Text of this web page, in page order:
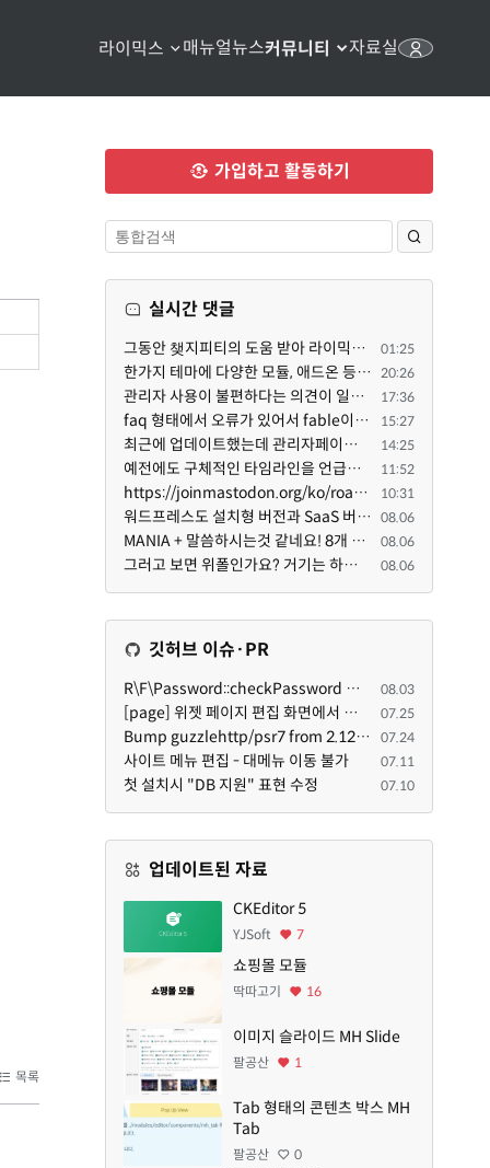
라이믹스 매뉴얼뉴스커뮤니티 자료실
목록
가입하고 활동하기
실시간 댓글
그동안 챚지피티의 도움 받아 라이믹스 2.1.35 로 업그레이드 잘 한 것은 부인할 수 없는 사실입니다. 그런... 01:25
한가지 테마에 다양한 모듈, 애드온 등을 같이 사용하게 되면 의외로 어려운게 일관성이 있는 디자인의 유지... 20:26
관리자 사용이 불편하다는 의견이 일부 있어서 반영했습니다 ㅎㅎ 8.4이상도 지원될 수 있도록 10.5.2 혹은 ... 17:36
faq 형태에서 오류가 있어서 fable이 수정해 주었습니다. 참고하세요. 증상 FAQ형 목록에서 항목을 펼치면 ... 15:27
최근에 업데이트했는데 관리자페이지가 많이 달라졌네요 여기서 모듈 설치하려고 하니 php 8.4.14버전이라 8... 14:25
예전에도 구체적인 타임라인을 언급했다가 지키지 못한 것에 죄송한 마음이 있다 보니 (코어 개발/운영 자체... 11:52
https://joinmastodon.org/ko/roadmap 로드맵 이야기가 나온김에 적자면 공홈에 대략적인 로드맵이 공개되어... 10:31
워드프레스도 설치형 버전과 SaaS 버전(워드프레스닷컴)은 다른 점이 많습니다. SaaS로 제공한다면 GPL 라이... 08.06
MANIA + 말씀하시는것 같네요! 8개 정도의 커뮤니티가 저 MANIA+ 기반으로 구축된거로 알고 있습니다. SaaS ... 08.06
그러고 보면 위폴인가요? 거기는 하단바를 보니까 커뮤니티 빌딩 SaaS 솔루션을 사용하고 있는거 같더라고요... 08.06
깃허브 이슈·PR
R\F\Password::checkPassword 함수 해시 알고리즘을 암시적으로 호출하는 경우 Argon2id 해시 비교 실패 08.03
[page] 위젯 페이지 편집 화면에서 위젯이 Context의 module_info를 덮어쓰면 저장이 ERR_ACT_IS_NOT_STANDALONE으로 실패 07.25
Bump guzzlehttp/psr7 from 2.12.1 to 2.12.3 in /common 07.24
사이트 메뉴 편집 - 대메뉴 이동 불가 07.11
첫 설치시 "DB 지원" 표현 수정 07.10
업데이트된 자료
CKEditor 5
YJSoft 7
쇼핑몰 모듈
딱따고기 16
이미지 슬라이드 MH Slide
팔공산 1
Tab 형태의 콘텐츠 박스 MH
Tab
팔공산 0